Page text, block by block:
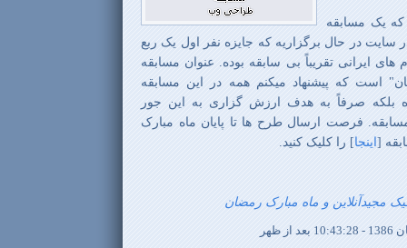
یک مسابقه
در حال برگزاریه که جایزه نفر اول یک ربع
های ایرانی تقریباً بی سابقه بوده. عنوان مسابقه
است که پیشنهاد میکنم همه در این مسابقه
بلکه صرفاً به هدف ارزش گزاری به این جور
فرصت ارسال طرح ها تا پایان ماه مبارک
[اینجا] را کلیک کنید.
مجیدآنلاین و ماه مبارک رمضان